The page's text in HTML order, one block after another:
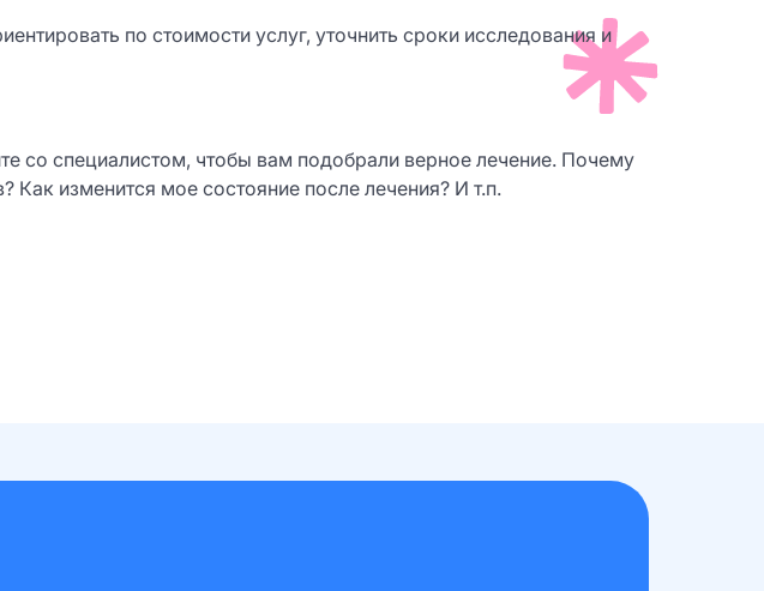
по стоимости услуг, уточнить сроки исследования и
со специалистом, чтобы вам подобрали верное лечение. Почему
Как изменится мое состояние после лечения? И т.п.